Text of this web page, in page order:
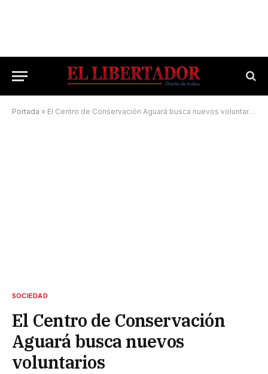
Portada » El Centro de Conservación Aguará busca nuevos voluntarios
SOCIEDAD
El Centro de Conservación
Aguará busca nuevos
voluntarios